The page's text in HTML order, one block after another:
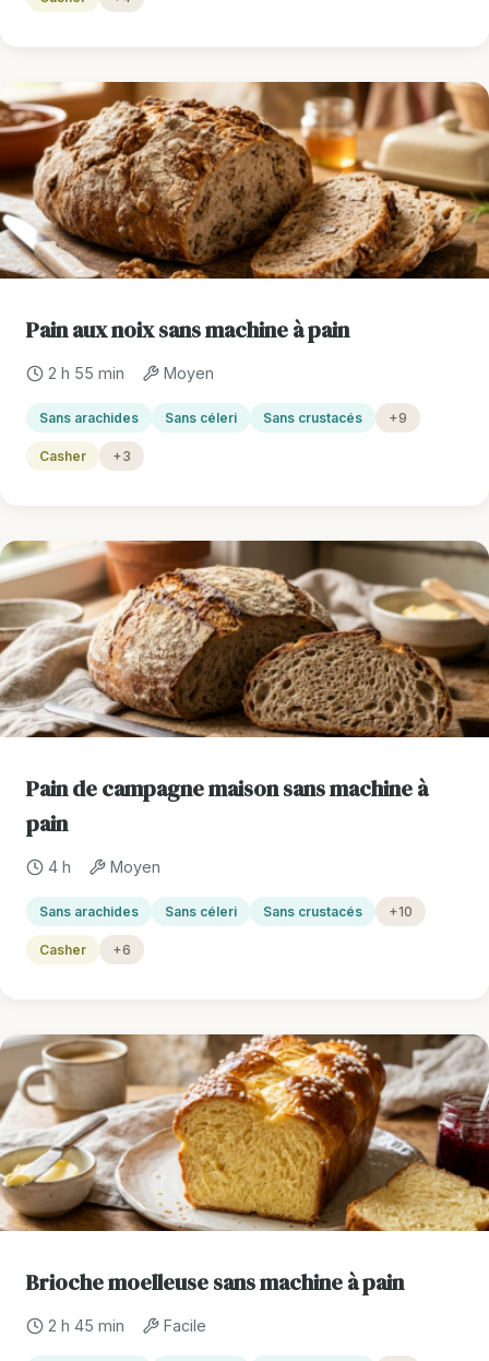
Pain aux noix sans machine à pain
2 h 55 min Moyen
Sans arachides Sans céleri Sans crustacés +9
Casher +3
Pain de campagne maison sans machine à
pain
4 h Moyen
Sans arachides Sans céleri Sans crustacés +10
Casher +6
Brioche moelleuse sans machine à pain
2 h 45 min Facile